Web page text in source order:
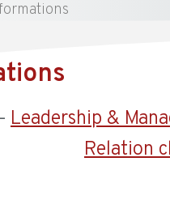
Leadership &
Relation